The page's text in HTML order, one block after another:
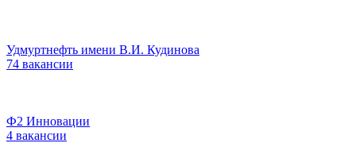
Удмуртнефть имени В.И. Кудинова
74 вакансии
Ф2 Инновации
4 вакансии